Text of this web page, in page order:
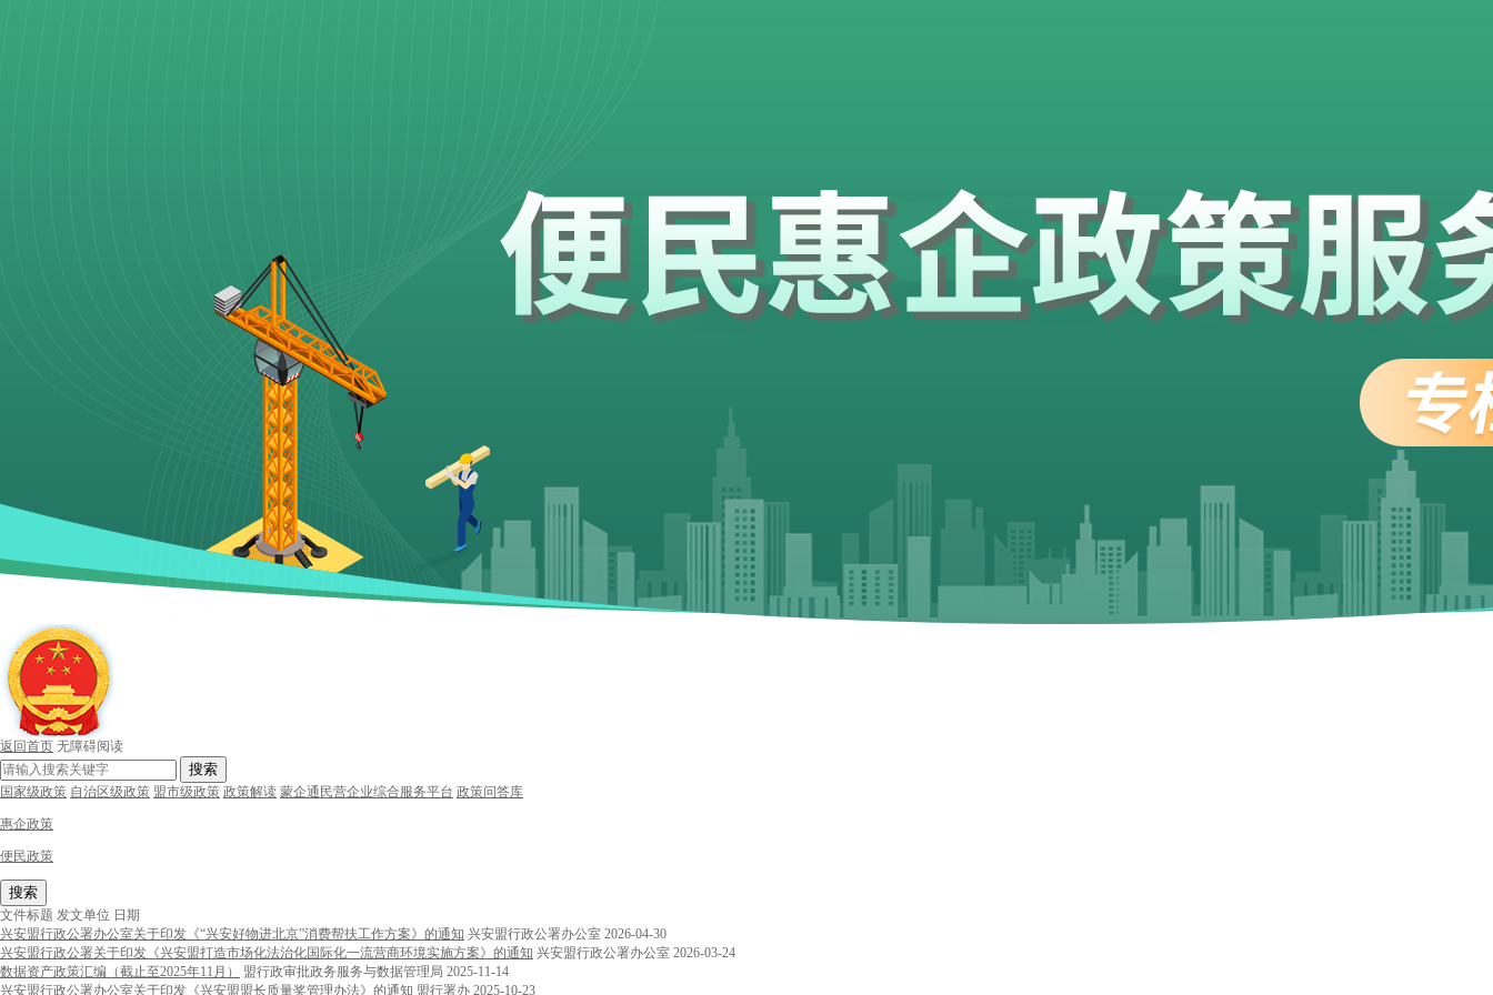
返回首页 无障碍阅读
搜索
国家级政策 自治区级政策 盟市级政策 政策解读 蒙企通民营企业综合服务平台 政策问答库
惠企政策
便民政策
搜索
文件标题 发文单位 日期
兴安盟行政公署办公室关于印发《“兴安好物进北京”消费帮扶工作方案》的通知 兴安盟行政公署办公室 2026-04-30
兴安盟行政公署关于印发《兴安盟打造市场化法治化国际化一流营商环境实施方案》的通知 兴安盟行政公署办公室 2026-03-24
数据资产政策汇编（截止至2025年11月）
盟行政审批政务服务与数据管理局 2025-11-14
兴安盟行政公署办公室关于印发《兴安盟盟长质量奖管理办法》的通知 盟行署办 2025-10-23